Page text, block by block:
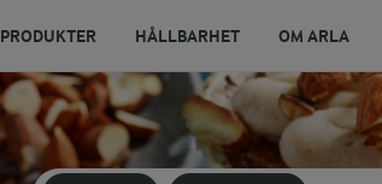
PRODUKTER HÅLLBARHET OM ARLA